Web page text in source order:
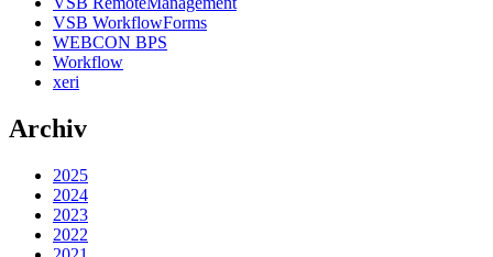
VSB WorkflowForms
WEBCON BPS
Workflow
xeri
Archiv
2025
2024
2023
2022